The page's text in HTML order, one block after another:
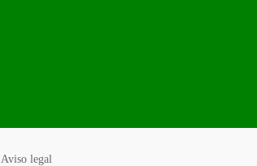
Aviso legal